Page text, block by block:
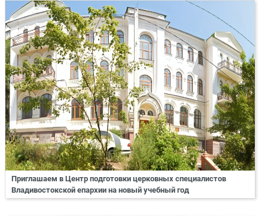
Приглашаем в Центр подготовки церковных специалистов
Владивостокской епархии на новый учебный год